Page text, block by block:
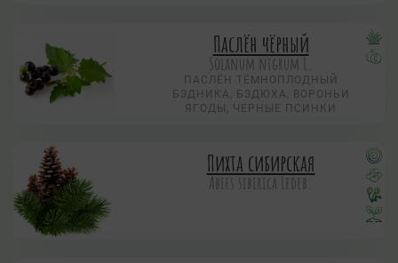
Паслён чёрный
Solanum nigrum L.
ПАСЛЁН ТЁМНОПЛОДНЫЙ
БЗДНИКА, БЗДЮХА, ВОРОНЬИ
ЯГОДЫ, ЧЕРНЫЕ ПСИНКИ
Пихта сибирская
Abies sibirica Ledeb.